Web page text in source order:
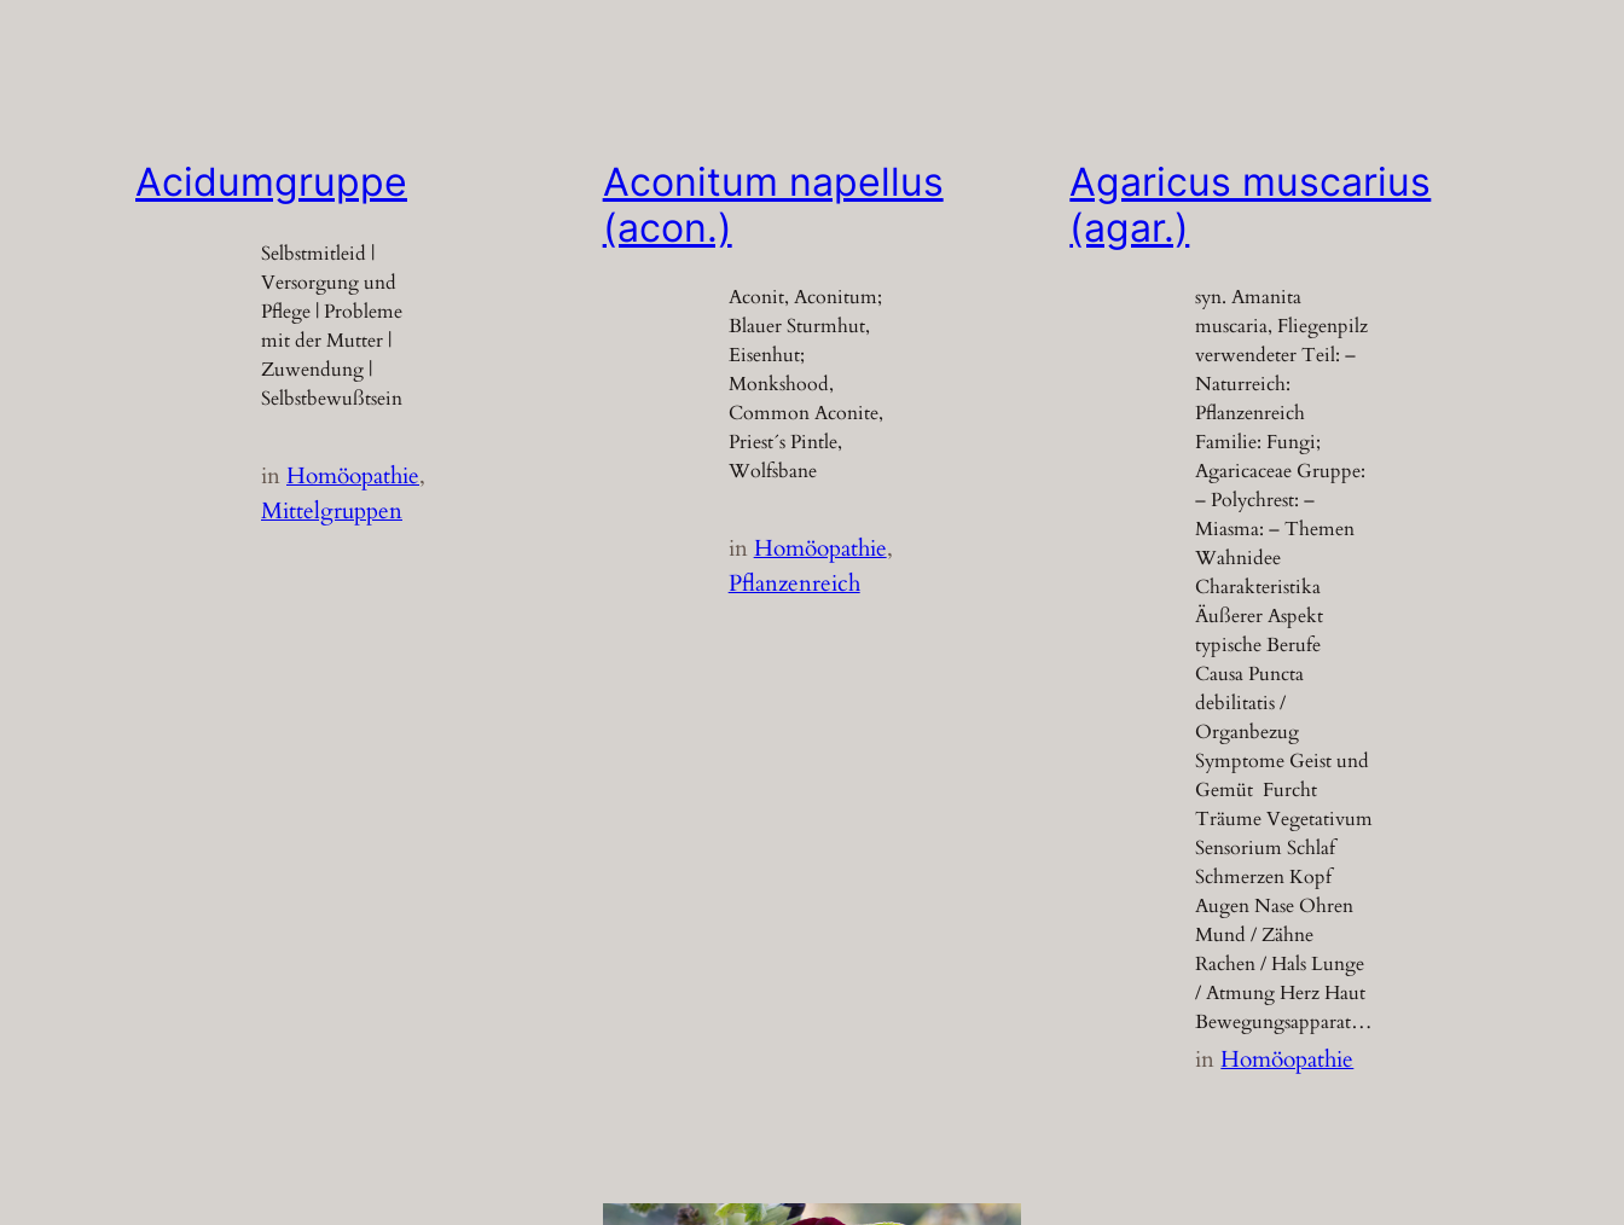
Acidumgruppe
Selbstmitleid |
Versorgung und
Pflege | Probleme
mit der Mutter |
Zuwendung |
Selbstbewußtsein
inHomöopathie
Mittelgruppen
Aconitum napellus
(acon.)
Aconit, Aconitum;
Blauer Sturmhut,
Eisenhut;
Monkshood,
Common Aconite,
Priest´s Pintle,
Wolfsbane
inHomöopathie
Pflanzenreich
Agaricus muscarius
(agar.)
syn. Amanita
muscaria, Fliegenpilz
verwendeter Teil: –
Naturreich:
Pflanzenreich
Familie: Fungi;
Agaricaceae Gruppe:
– Polychrest: –
Miasma: – Themen
Wahnidee
Charakteristika
Äußerer Aspekt
typische Berufe
Causa Puncta
debilitatis /
Organbezug
Symptome Geist und
Gemüt Furcht
Träume Vegetativum
Sensorium Schlaf
Schmerzen Kopf
Augen Nase Ohren
Mund / Zähne
Rachen / Hals Lunge
/ Atmung Herz Haut
Bewegungsapparat…
inHomöopathie